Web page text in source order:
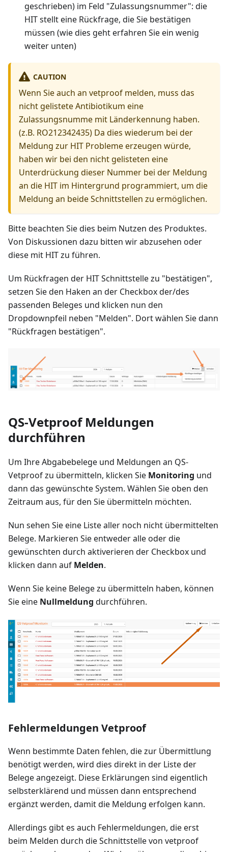
geschrieben) im Feld "Zulassungsnummer": die
HIT stellt eine Rückfrage, die Sie bestätigen
müssen (wie dies geht erfahren Sie ein wenig
weiter unten)
CAUTION
Wenn Sie auch an vetproof melden, muss das
nicht gelistete Antibiotikum eine
Zulassungsnumme mit Länderkennung haben.
(z.B. RO212342435) Da dies wiederum bei der
Meldung zur HIT Probleme erzeugen würde,
haben wir bei den nicht gelisteten eine
Unterdrückung dieser Nummer bei der Meldung
an die HIT im Hintergrund programmiert, um die
Meldung an beide Schnittstellen zu ermöglichen.
Bitte beachten Sie dies beim Nutzen des Produktes.
Von Diskussionen dazu bitten wir abzusehen oder
diese mit HIT zu führen.
Um Rückfragen der HIT Schnittstelle zu "bestätigen",
setzen Sie den Haken an der Checkbox der/des
passenden Beleges und klicken nun den
Dropdownpfeil neben "Melden". Dort wählen Sie dann
"Rückfragen bestätigen".
QS-Vetproof Meldungen
durchführen
Um Ihre Abgabebelege und Meldungen an QS-
Vetproof zu übermitteln, klicken Sie Monitoring und
dann das gewünschte System. Wählen Sie oben den
Zeitraum aus, für den Sie übermitteln möchten.
Nun sehen Sie eine Liste aller noch nicht übermittelten
Belege. Markieren Sie entweder alle oder die
gewünschten durch aktiverieren der Checkbox und
klicken dann auf Melden.
Wenn Sie keine Belege zu übermitteln haben, können
Sie eine Nullmeldung durchführen.
Fehlermeldungen Vetproof
Wenn bestimmte Daten fehlen, die zur Übermittlung
benötigt werden, wird dies direkt in der Liste der
Belege angezeigt. Diese Erklärungen sind eigentlich
selbsterklärend und müssen dann entsprechend
ergänzt werden, damit die Meldung erfolgen kann.
Allerdings gibt es auch Fehlermeldungen, die erst
beim Melden durch die Schnittstelle von vetproof